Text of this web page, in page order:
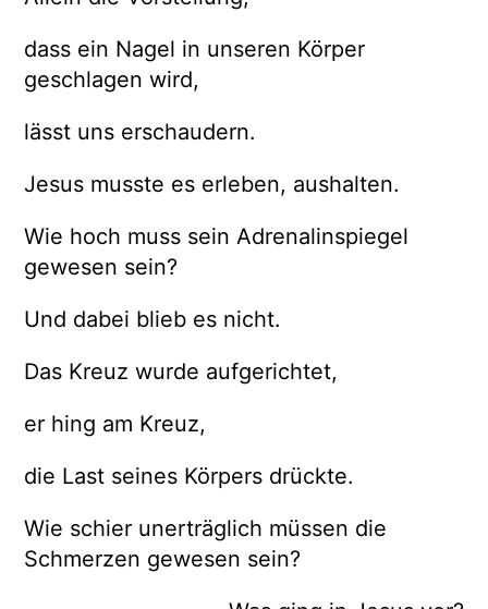
dass ein Nagel in unseren Körper
geschlagen wird,
lässt uns erschaudern.
Jesus musste es erleben, aushalten.
Wie hoch muss sein Adrenalinspiegel
gewesen sein?
Und dabei blieb es nicht.
Das Kreuz wurde aufgerichtet,
er hing am Kreuz,
die Last seines Körpers drückte.
Wie schier unerträglich müssen die
Schmerzen gewesen sein?